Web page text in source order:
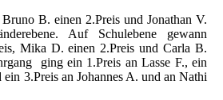
B. einen 2.Preis und Jonathan V.
Auf Schulebene gewann
Mika D. einen 2.Preis und Carla B.
ging ein 1.Preis an Lasse F., ein
3.Preis an Johannes A. und an Nathi